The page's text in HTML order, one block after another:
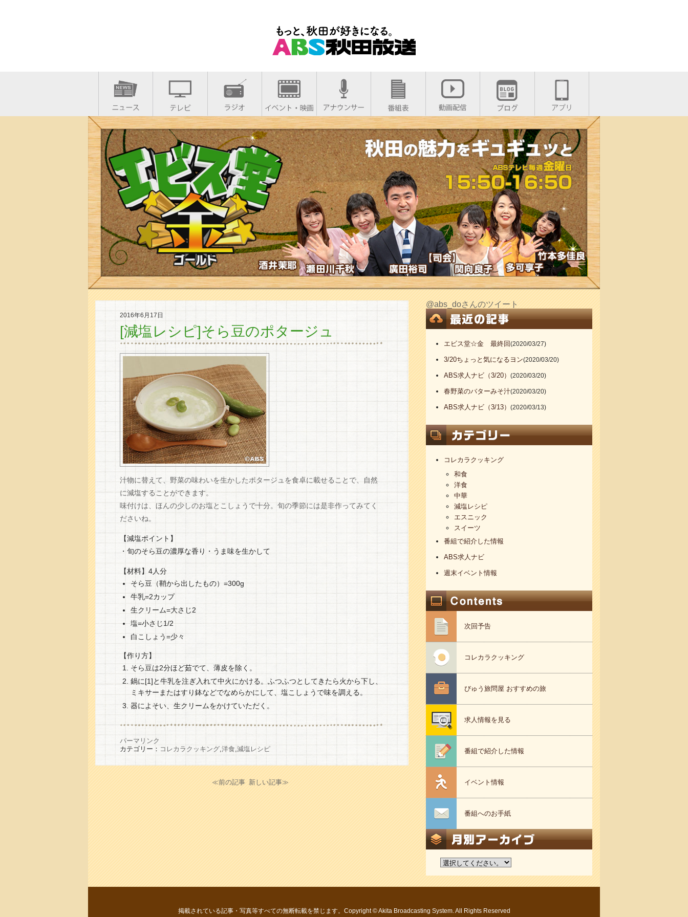
2016年6月17日
[減塩レシピ]そら豆のポタージュ
汁物に替えて、野菜の味わいを生かしたポタージュを食卓に載せることで、自然
に減塩することができます。
味付けは、ほんの少しのお塩とこしょうで十分。旬の季節には是非作ってみてく
ださいね。
【減塩ポイント】
・旬のそら豆の濃厚な香り・うま味を生かして
【材料】4人分
そら豆（鞘から出したもの）=300g
牛乳=2カップ
生クリーム=大さじ2
塩=小さじ1/2
白こしょう=少々
【作り方】
そら豆は2分ほど茹でて、薄皮を除く。
鍋に[1]と牛乳を注ぎ入れて中火にかける。ふつふつとしてきたら火から下し、
ミキサーまたはすり鉢などでなめらかにして、塩こしょうで味を調える。
器によそい、生クリームをかけていただく。
パーマリンク
カテゴリー： コレカラクッキング,洋食,減塩レシピ
≪前の記事 新しい記事≫
@abs_doさんのツイート
エビス堂☆金 最終回(2020/03/27)
3/20ちょっと気になるヨン(2020/03/20)
ABS求人ナビ（3/20）(2020/03/20)
春野菜のバターみそ汁(2020/03/20)
ABS求人ナビ（3/13）(2020/03/13)
コレカラクッキング
和食
洋食
中華
減塩レシピ
エスニック
スイーツ
番組で紹介した情報
ABS求人ナビ
週末イベント情報
次回予告
コレカラクッキング
びゅう旅問屋 おすすめの旅
求人情報を見る
番組で紹介した情報
イベント情報
番組へのお手紙
掲載されている記事・写真等すべての無断転載を禁じます。Copyright © Akita Broadcasting System. All Rights Reserved